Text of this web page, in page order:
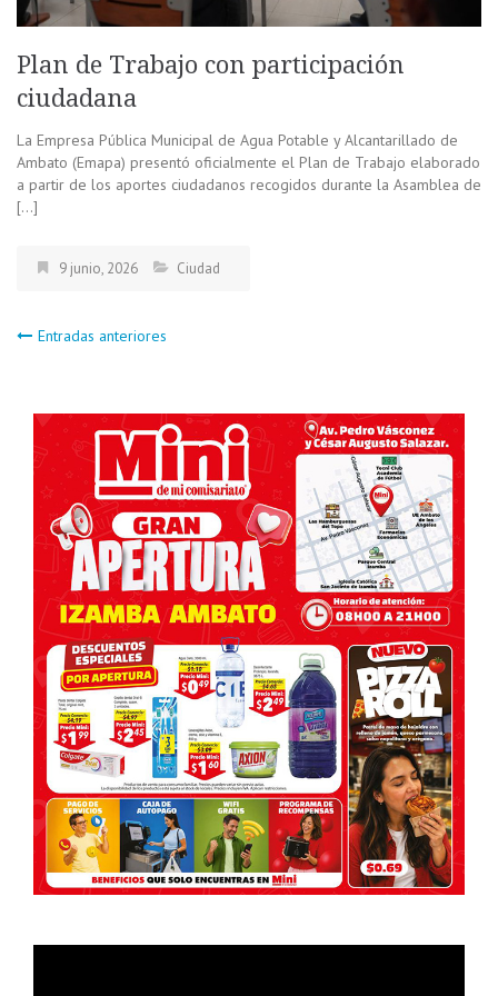
Plan de Trabajo con participación
ciudadana
La Empresa Pública Municipal de Agua Potable y Alcantarillado de
Ambato (Emapa) presentó oficialmente el Plan de Trabajo elaborado
a partir de los aportes ciudadanos recogidos durante la Asamblea de
[…]
9 junio, 2026 Ciudad
Navegación
de
entradas
Entradas anteriores